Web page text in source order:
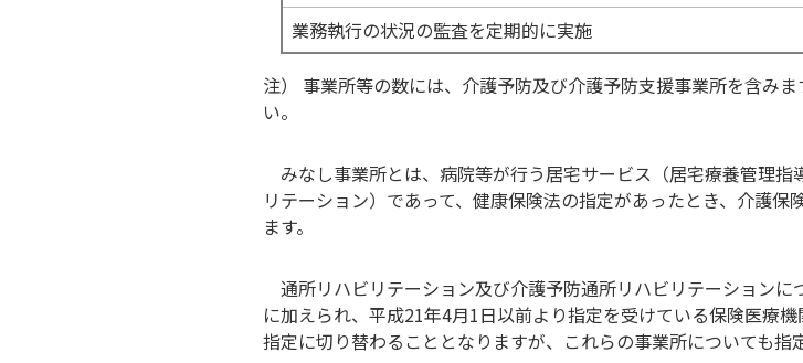
業務執行の状況の監査を定期的に実施
注） 事業所等の数には、介護予防及び介護予防支援事業所を含み
い。
みなし事業所とは、病院等が行う居宅サービス（居宅療養管理
リテーション）であって、健康保険法の指定があったとき、介護
ます。
通所リハビリテーション及び介護予防通所リハビリテーション
に加えられ、平成21年4月1日以前より指定を受けている保険医療
指定に切り替わることとなりますが、これらの事業所についても指